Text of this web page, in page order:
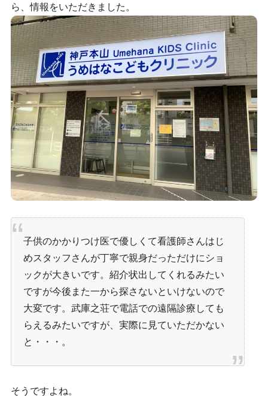
ら、情報をいただきました。
子供のかかりつけ医で優しくて看護師さんはじ
めスタッフさんが丁寧で親身だっただけにショ
ックが大きいです。紹介状出してくれるみたい
ですが今後また一から探さないといけないので
大変です。武庫之荘で電話での遠隔診療しても
らえるみたいですが、実際に見ていただかない
と・・・。
そうですよね。